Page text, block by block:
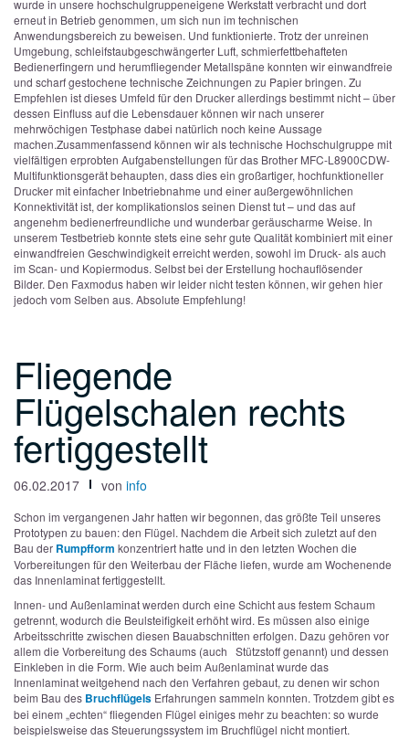
wurde in unsere hochschulgruppeneigene Werkstatt verbracht und dort
erneut in Betrieb genommen, um sich nun im technischen
Anwendungsbereich zu beweisen. Und funktionierte. Trotz der unreinen
Umgebung, schleifstaubgeschwängerter Luft, schmierfettbehafteten
Bedienerfingern und herumfliegender Metallspäne konnten wir einwandfreie
und scharf gestochene technische Zeichnungen zu Papier bringen. Zu
Empfehlen ist dieses Umfeld für den Drucker allerdings bestimmt nicht – über
dessen Einfluss auf die Lebensdauer können wir nach unserer
mehrwöchigen Testphase dabei natürlich noch keine Aussage
machen.Zusammenfassend können wir als technische Hochschulgruppe mit
vielfältigen erprobten Aufgabenstellungen für das Brother MFC-L8900CDW-
Multifunktionsgerät behaupten, dass dies ein großartiger, hochfunktioneller
Drucker mit einfacher Inbetriebnahme und einer außergewöhnlichen
Konnektivität ist, der komplikationslos seinen Dienst tut – und das auf
angenehm bedienerfreundliche und wunderbar geräuscharme Weise. In
unserem Testbetrieb konnte stets eine sehr gute Qualität kombiniert mit einer
einwandfreien Geschwindigkeit erreicht werden, sowohl im Druck- als auch
im Scan- und Kopiermodus. Selbst bei der Erstellung hochauflösender
Bilder. Den Faxmodus haben wir leider nicht testen können, wir gehen hier
jedoch vom Selben aus. Absolute Empfehlung!
Fliegende
Flügelschalen rechts
fertiggestellt
06.02.2017 von info
Schon im vergangenen Jahr hatten wir begonnen, das größte Teil unseres
Prototypen zu bauen: den Flügel. Nachdem die Arbeit sich zuletzt auf den
Bau der Rumpfform konzentriert hatte und in den letzten Wochen die
Vorbereitungen für den Weiterbau der Fläche liefen, wurde am Wochenende
das Innenlaminat fertiggestellt.
Innen- und Außenlaminat werden durch eine Schicht aus festem Schaum
getrennt, wodurch die Beulsteifigkeit erhöht wird. Es müssen also einige
Arbeitsschritte zwischen diesen Bauabschnitten erfolgen. Dazu gehören vor
allem die Vorbereitung des Schaums (auch Stützstoff genannt) und dessen
Einkleben in die Form. Wie auch beim Außenlaminat wurde das
Innenlaminat weitgehend nach den Verfahren gebaut, zu denen wir schon
beim Bau des Bruchflügels Erfahrungen sammeln konnten. Trotzdem gibt es
bei einem „echten“ fliegenden Flügel einiges mehr zu beachten: so wurde
beispielsweise das Steuerungssystem im Bruchflügel nicht montiert.